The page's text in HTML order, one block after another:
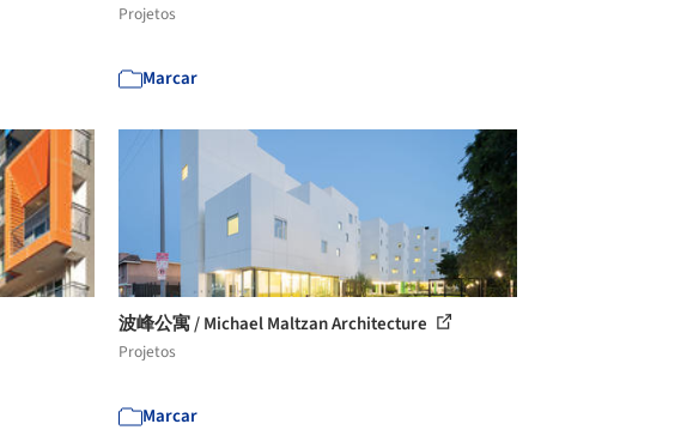
Projetos
Marcar
波峰公寓 / Michael Maltzan Architecture
Projetos
Marcar